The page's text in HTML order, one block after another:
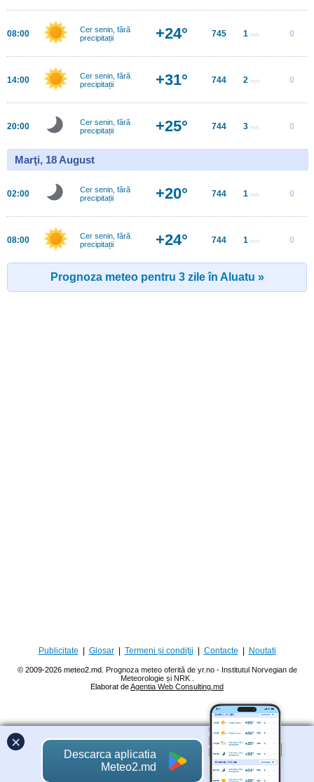
08:00
Cer senin, fără
precipitații
+24° 745 1 m/s 0
14:00
Cer senin, fără
precipitații
+31° 744 2 m/s 0
20:00
Cer senin, fără
precipitații
+25° 744 3 m/s 0
Marţi, 18 August
02:00
Cer senin, fără
precipitații
+20° 744 1 m/s 0
08:00
Cer senin, fără
precipitații
+24° 744 1 m/s 0
Prognoza meteo pentru 3 zile în Aluatu »
Publicitate Glosar| Termeni și condiții Contacte Noutati
© 2009-2026 meteo2.md. Prognoza meteo oferită de yr.no - Institutul Norvegian de
Meteorologie și NRK
Elaborat deAgentia Web Consulting.md
×
Descarca aplicatia
Meteo2.md